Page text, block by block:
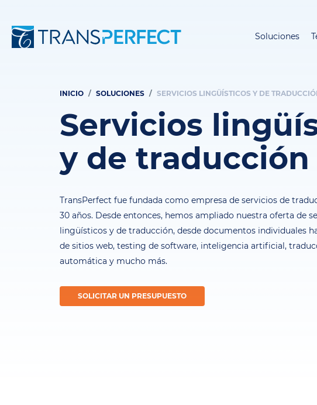
Soluciones
Ruta
de
navegación
INICIO SOLUCIONES SERVICIOS LINGÜÍSTICOS Y DE
Servicios
y de traducción
TransPerfect fue fundada como empresa de servicios de
30 años. Desde entonces, hemos ampliado nuestra oferta de
lingüísticos y de traducción, desde documentos individuales
de sitios web, testing de software, inteligencia artificial,
automática y mucho más.
SOLICITAR UN PRESUPUESTO